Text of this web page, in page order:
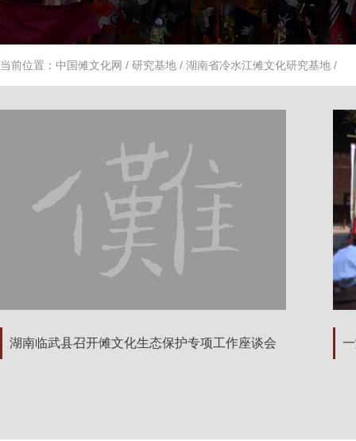
当前位置： 中国傩文化网 / 研究基地 / 湖南省冷水江傩文化研究基地 /
湖南临武县召开傩文化生态保护专项工作座谈会